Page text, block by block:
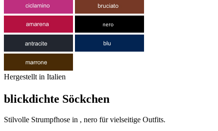
Hergestellt in Italien
blickdichte Söckchen
Stilvolle Strumpfhose in , nero für vielseitige Outfits.